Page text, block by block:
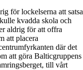
för lockelserna att satsa
kvadda skola och
aldrig för att offra
att placera
där det
att göra Balticgruppens
till vårt